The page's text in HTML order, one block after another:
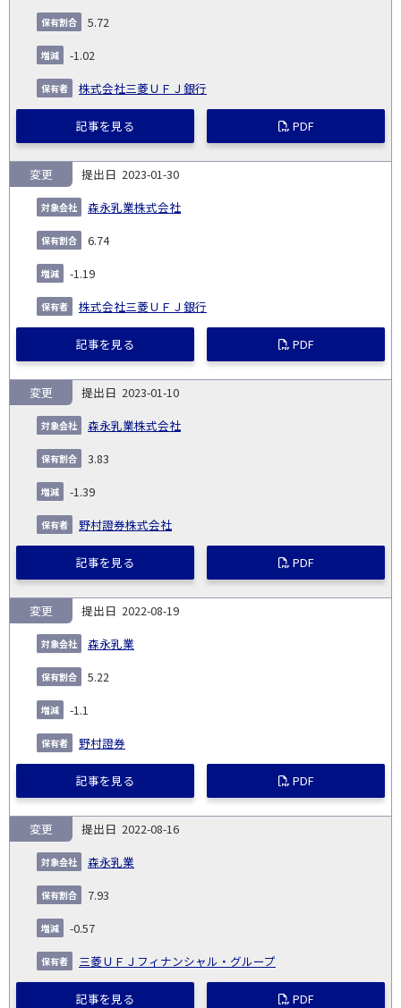
5.72
-1.02
株式会社三菱ＵＦＪ銀行
記事を見る PDF
2023-01-30
森永乳業株式会社
変更
6.74
-1.19
株式会社三菱ＵＦＪ銀行
記事を見る PDF
2023-01-10
森永乳業株式会社
変更
3.83
-1.39
野村證券株式会社
記事を見る PDF
2022-08-19
森永乳業
変更
5.22
-1.1
野村證券
記事を見る PDF
2022-08-16
森永乳業
変更
7.93
-0.57
三菱ＵＦＪフィナンシャル・グループ
記事を見る PDF